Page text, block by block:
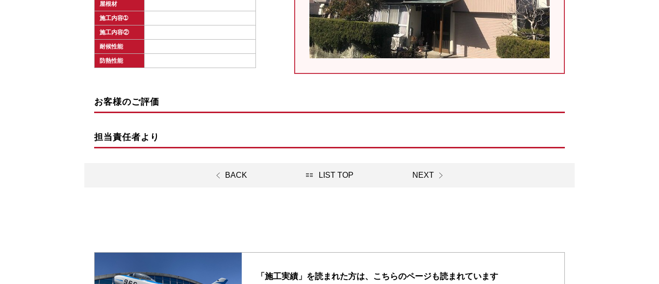
屋根材
施工内容➀
施工内容②
耐候性能
防熱性能
お客様のご評価
担当責任者より
BACK LIST TOP NEXT
「施工実績」を読まれた方は、 こちらのページも読まれています